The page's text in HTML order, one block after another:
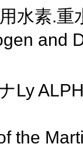
水素.
and
Ly
the